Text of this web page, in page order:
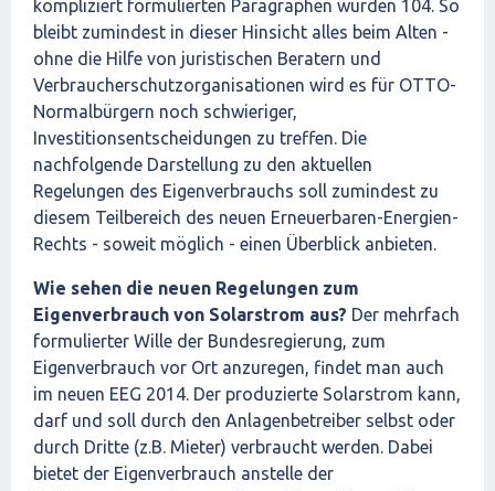
kompliziert formulierten Paragraphen wurden 104. So
bleibt zumindest in dieser Hinsicht alles beim Alten -
ohne die Hilfe von juristischen Beratern und
Verbraucherschutzorganisationen wird es für OTTO-
Normalbürgern noch schwieriger,
Investitionsentscheidungen zu treffen. Die
nachfolgende Darstellung zu den aktuellen
Regelungen des Eigenverbrauchs soll zumindest zu
diesem Teilbereich des neuen Erneuerbaren-Energien-
Rechts - soweit möglich - einen Überblick anbieten.
Wie sehen die neuen Regelungen zum
Eigenverbrauch von Solarstrom aus? Der mehrfach
formulierter Wille der Bundesregierung, zum
Eigenverbrauch vor Ort anzuregen, findet man auch
im neuen EEG 2014. Der produzierte Solarstrom kann,
darf und soll durch den Anlagenbetreiber selbst oder
durch Dritte (z.B. Mieter) verbraucht werden. Dabei
bietet der Eigenverbrauch anstelle der